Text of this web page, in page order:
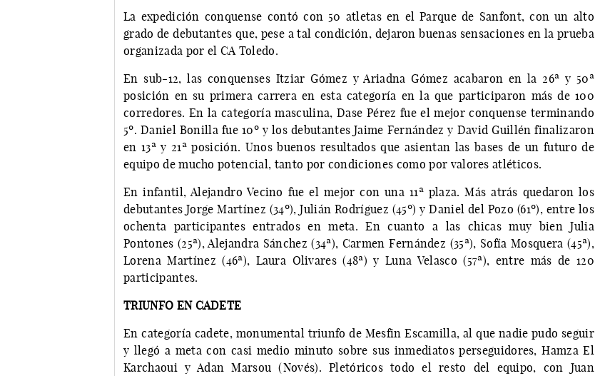
La expedición conquense contó con 50 atletas en el Parque de Sanfont, con un alto
grado de debutantes que, pese a tal condición, dejaron buenas sensaciones en la prueba
organizada por el CA Toledo.
En sub-12, las conquenses Itziar Gómez y Ariadna Gómez acabaron en la 26ª y 50ª
posición en su primera carrera en esta categoría en la que participaron más de 100
corredores. En la categoría masculina, Dase Pérez fue el mejor conquense terminando
5º. Daniel Bonilla fue 10º y los debutantes Jaime Fernández y David Guillén finalizaron
en 13ª y 21ª posición. Unos buenos resultados que asientan las bases de un futuro de
equipo de mucho potencial, tanto por condiciones como por valores atléticos.
En infantil, Alejandro Vecino fue el mejor con una 11ª plaza. Más atrás quedaron los
debutantes Jorge Martínez (34º), Julián Rodríguez (45º) y Daniel del Pozo (61º), entre los
ochenta participantes entrados en meta. En cuanto a las chicas muy bien Julia
Pontones (25ª), Alejandra Sánchez (34ª), Carmen Fernández (35ª), Sofía Mosquera (45ª),
Lorena Martínez (46ª), Laura Olivares (48ª) y Luna Velasco (57ª), entre más de 120
participantes.
TRIUNFO EN CADETE
En categoría cadete, monumental triunfo de Mesfin Escamilla, al que nadie pudo seguir
y llegó a meta con casi medio minuto sobre sus inmediatos perseguidores, Hamza El
Karchaoui y Adan Marsou (Novés). Pletóricos todo el resto del equipo, con Juan